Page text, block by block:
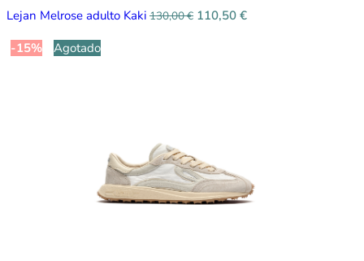
Lejan Melrose adulto Kaki 130,00€ 110,50 €
-15%
Agotado